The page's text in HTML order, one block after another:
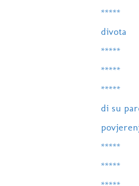
*****
divota
*****
*****
*****
di su
*****
*****